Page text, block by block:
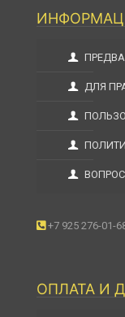
ДЛЯ
+7 925 276-01-
ОПЛАТА И